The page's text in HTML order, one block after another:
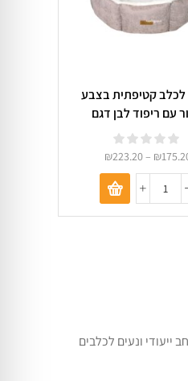
לכלב קטיפתית בצבע
עם ריפוד לבן דגם
קאפקייק 07
₪
–
₪223.20
ונעים לכלבים